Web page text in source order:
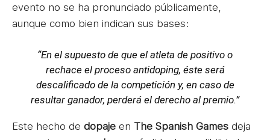
evento no se ha pronunciado públicamente,
aunque como bien indican sus bases:
“En el supuesto de que el atleta de positivo o
rechace el proceso antidoping, éste será
descalificado de la competición y, en caso de
resultar ganador, perderá el derecho al premio.”
Este hecho de dopaje en The Spanish Games deja